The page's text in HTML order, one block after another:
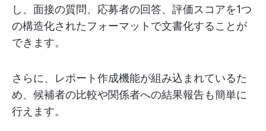
し、面接の質問、応募者の回答、評価スコアを1つ
の構造化されたフォーマットで文書化することが
できます。
さらに、レポート作成機能が組み込まれているた
め、候補者の比較や関係者への結果報告も簡単に
行えます。